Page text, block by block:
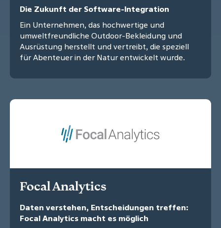
Die Zukunft der Software-Integration
Ein Unternehmen, das hochwertige und
umweltfreundliche Outdoor-Bekleidung und
Ausrüstung herstellt und vertreibt, die speziell
für Abenteuer in der Natur entwickelt wurde.
Focal Analytics
Daten verstehen, Entscheidungen treffen:
Focal Analytics macht es möglich